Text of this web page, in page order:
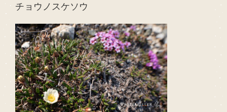
チョウノスケソウ